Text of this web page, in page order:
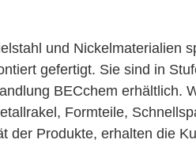
und Nickelmaterialien
gefertigt. Sie sind in
BECchem erhältlich.
Formteile,
der Produkte, erhalten die